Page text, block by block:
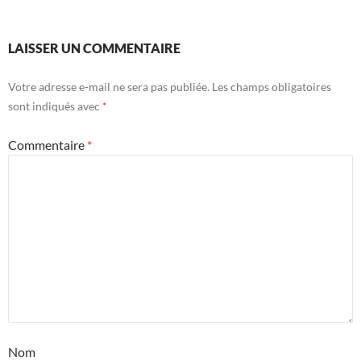
LAISSER UN COMMENTAIRE
Votre adresse e-mail ne sera pas publiée. Les champs obligatoires
sont indiqués avec *
Commentaire *
Nom